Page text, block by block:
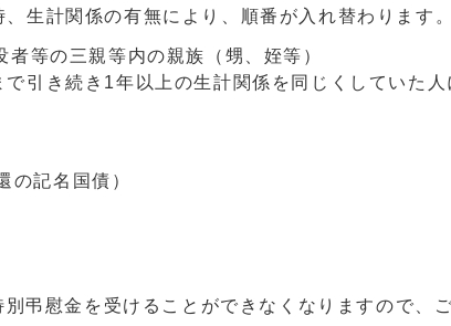
生計関係の有無により、順番が入れ替わります。
者等の三親等内の親族（甥、姪等）
引き続き1年以上の生計関係を同じくしていた人
の記名国債）
別弔慰金を受けることができなくなりますので、